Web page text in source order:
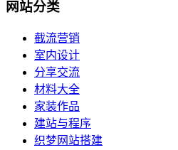
网站分类
截流营销
室内设计
分享交流
材料大全
家装作品
建站与程序
织梦网站搭建